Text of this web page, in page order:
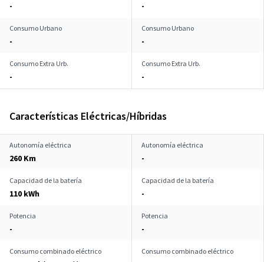
- -
Consumo Urbano
-
Consumo Urbano
-
Consumo Extra Urb.
-
Consumo Extra Urb.
-
Características Eléctricas/Híbridas
Autonomía eléctrica
260 Km
Autonomía eléctrica
-
Capacidad de la batería
110 kWh
Capacidad de la batería
-
Potencia
-
Potencia
-
Consumo combinado eléctrico Consumo combinado eléctrico